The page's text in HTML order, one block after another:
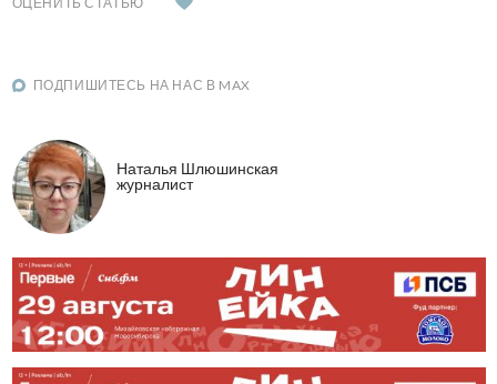
ПОДПИШИТЕСЬ НА НАС В MAX
Наталья Шлюшинская
журналист